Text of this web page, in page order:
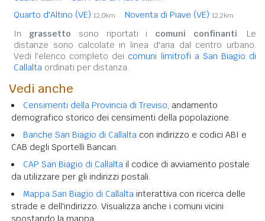
Quarto d'Altino (VE) 12,0km Noventa di Piave (VE) 12,2km
In grassetto sono riportati i comuni confinanti. Le
distanze sono calcolate in linea d'aria dal centro urbano.
Vedi l'elenco completo dei comuni limitrofi a San Biagio di
Callalta ordinati per distanza.
Vedi anche
Censimenti della Provincia di Treviso, andamento
demografico storico dei censimenti della popolazione.
Banche San Biagio di Callalta con indirizzo e codici ABI e
CAB degli Sportelli Bancari.
CAP San Biagio di Callalta il codice di avviamento postale
da utilizzare per gli indirizzi postali.
Mappa San Biagio di Callalta interattiva con ricerca delle
strade e dell'indirizzo. Visualizza anche i comuni vicini
spostando la mappa.